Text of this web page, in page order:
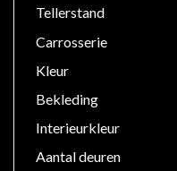
Uitgebreide garantie
voorwaarden.
Wij zijn Dani
autobedrijf
inkoop/verkoop en
Tellerstand
Carrosserie
Kleur
Bekleding
Interieurkleur
Aantal deuren